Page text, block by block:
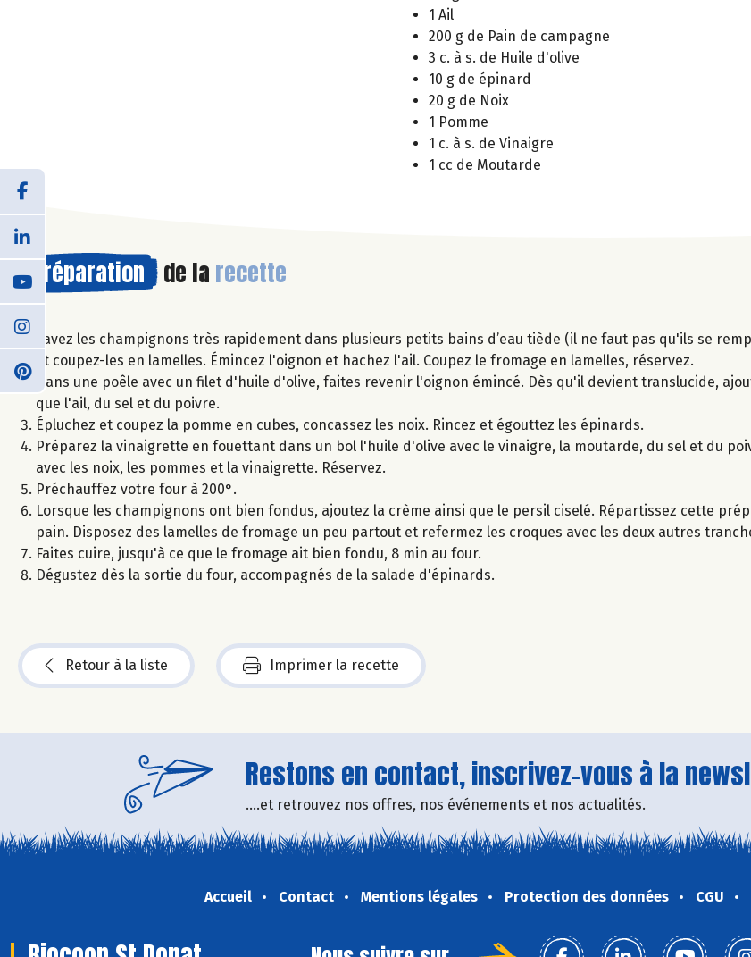
1 Ail
200 g de Pain de campagne
3 c. à s. de Huile d'olive
10 g de épinard
20 g de Noix
1 Pomme
1 c. à s. de Vinaigre
1 cc de Moutarde
Préparation de la recette
Lavez les champignons très rapidement dans plusieurs petits bains d’eau tiède (il ne faut pas qu'ils se
et coupez-les en lamelles. Émincez l'oignon et hachez l'ail. Coupez le fromage en lamelles, réservez.
Dans une poêle avec un filet d'huile d'olive, faites revenir l'oignon émincé. Dès qu'il devient translucide,
que l'ail, du sel et du poivre.
Épluchez et coupez la pomme en cubes, concassez les noix. Rincez et égouttez les épinards.
Préparez la vinaigrette en fouettant dans un bol l'huile d'olive avec le vinaigre, la moutarde, du sel et du
avec les noix, les pommes et la vinaigrette. Réservez.
Préchauffez votre four à 200°.
Lorsque les champignons ont bien fondus, ajoutez la crème ainsi que le persil ciselé. Répartissez cette
pain. Disposez des lamelles de fromage un peu partout et refermez les croques avec les deux autres
Faites cuire, jusqu'à ce que le fromage ait bien fondu, 8 min au four.
Dégustez dès la sortie du four, accompagnés de la salade d'épinards.
Retour à la liste Imprimer la recette
Restons en contact, inscrivez-vous à la
....et retrouvez nos offres, nos événements et nos actualités.
Accueil Contact Mentions légales Protection des données CGU